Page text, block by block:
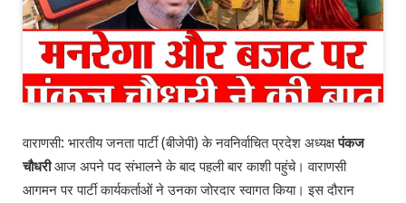
वाराणसी: भारतीय जनता पार्टी (बीजेपी) के नवनिर्वाचित प्रदेश अध्यक्षपंकज
चौधरीआज अपने पद संभालने के बाद पहली बार काशी पहुंचे। वाराणसी
आगमन पर पार्टी कार्यकर्ताओं ने उनका जोरदार स्वागत किया। इस दौरान